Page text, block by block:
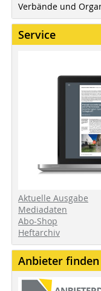
Verbände und
Service
Aktuelle Ausgabe
Mediadaten
Abo-Shop
Heftarchiv
Anbieter finden